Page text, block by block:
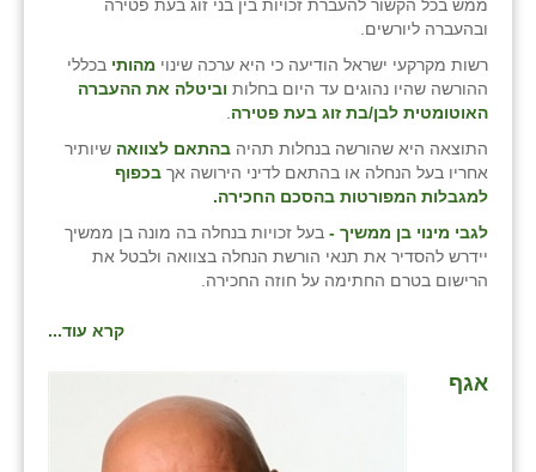
ממש בכל הקשור להעברת זכויות בין בני זוג בעת פטירה
ובהעברה ליורשים.
רשות מקרקעי ישראל הודיעה כי היא ערכה שינוי מהותי בכללי
ההורשה שהיו נהוגים עד היום בחלות וביטלה את ההעברה
האוטומטית לבן/בת זוג בעת פטירה
התוצאה היא שהורשה בנחלות תהיה בהתאם לצוואה שיותיר
אחריו בעל הנחלה או בהתאם לדיני הירושה אך בכפוף
למגבלות המפורטות בהסכם החכירה.
לגבי מינוי בן ממשיך - בעל זכויות בנחלה בה מונה בן ממשיך
יידרש להסדיר את תנאי הורשת הנחלה בצוואה ולבטל את
הרישום בטרם החתימה על חוזה החכירה.
קרא עוד...
אגף